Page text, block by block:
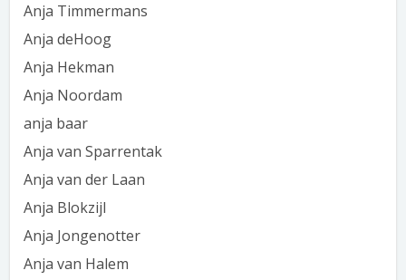
Anja Timmermans
Anja deHoog
Anja Hekman
Anja Noordam
anja baar
Anja van Sparrentak
Anja van der Laan
Anja Blokzijl
Anja Jongenotter
Anja van Halem